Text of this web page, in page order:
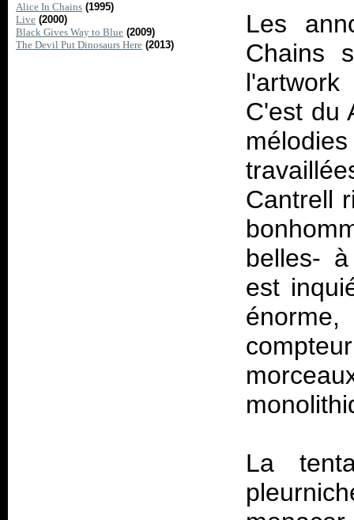
Alice In Chains (1995)
Live (2000)
Black Gives Way to Blue (2009)
The Devil Put Dinosaurs Here (2013)
Les
Chains
C'est du
Cantrell
belles-
est
La